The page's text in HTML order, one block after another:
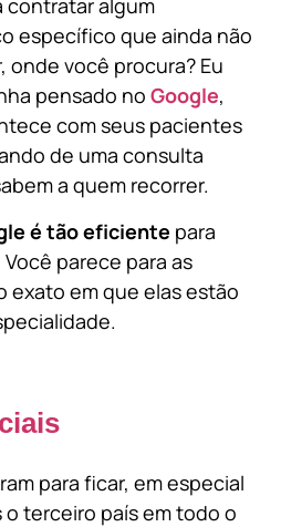
contratar algum
específico que ainda não
você procura? Eu
pensado no Google,
com seus pacientes
de uma consulta
a quem recorrer.
é tão eficiente para
Você parece para as
exato em que elas estão
para ficar, em especial
o terceiro país em todo o